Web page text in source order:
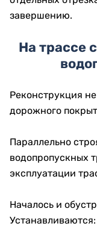
завершению.
На трассе
Реконструкция
дорожного
Параллельно
водопропускных
эксплуатации
Началось и
Устанавливаются: